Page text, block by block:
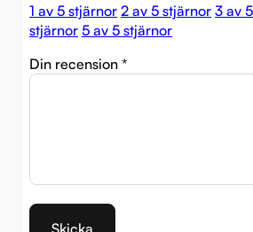
1 av 5 stjärnor 2 av 5 stjärnor 3 av
stjärnor 5 av 5 stjärnor
Din recension *